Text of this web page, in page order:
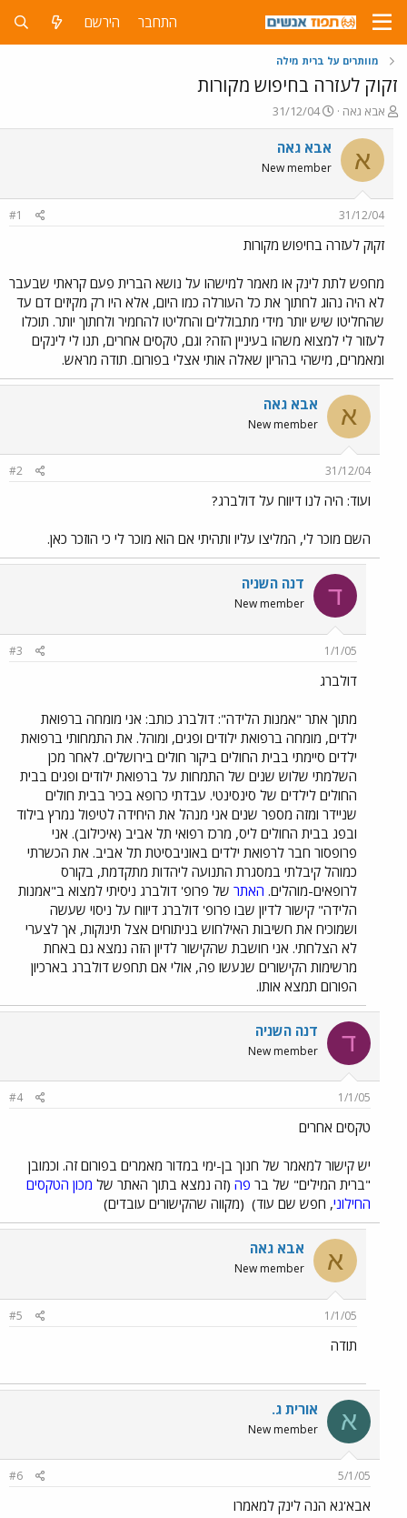
התחבר הירשם
מוותרים על ברית מילה
זקוק לעזרה בחיפוש מקורות
פ
ו
ת
ח
ה
ש
א
אבא גאה
פ
ו
ר
ס
ם
ר
31/12/04
א אבא גאה
New member
31/12/04
#1
זקוק לעזרה בחיפוש מקורות
מחפש לתת לינק או מאמר למישהו על נושא הברית פעם קראתי שבעבר
לא היה נהוג לחתוך את כל העורלה כמו היום, אלא היו רק מקיזים דם עד
שהחליטו שיש יותר מידי מתבוללים והחליטו להחמיר ולחתוך יותר. תוכלו
לעזור לי למצוא משהו בעיניין הזה? וגם, טקסים אחרים, תנו לי לינקים
ומאמרים, מישהי בהריון שאלה אותי אצלי בפורום. תודה מראש.
א אבא גאה
New member
31/12/04
#2
ועוד: היה לנו דיווח על דולברג?
השם מוכר לי, המליצו עליו ותהיתי אם הוא מוכר לי כי הוזכר כאן.
ד דנה השניה
New member
1/1/05
#3
דולברג
מתוך אתר "אמנות הלידה": דולברג כותב: אני מומחה ברפואת
ילדים, מומחה ברפואת ילודים ופגים, ומוהל. את התמחותי ברפואת
ילדים סיימתי בבית החולים ביקור חולים בירושלים. לאחר מכן
השלמתי שלוש שנים של התמחות על ברפואת ילודים ופגים בבית
החולים לילדים של סינסינטי. עבדתי כרופא בכיר בבית חולים
שניידר ומזה מספר שנים אני מנהל את היחידה לטיפול נמרץ בילוד
ובפג בבית החולים ליס, מרכז רפואי תל אביב (איכילוב). אני
פרופסור חבר לרפואת ילדים באוניבסיטת תל אביב. את הכשרתי
כמוהל קיבלתי במסגרת התנועה ליהדות מתקדמת, בקורס
לרופאים-מוהלים. האתר של פרופ' דולברג ניסיתי למצוא ב"אמנות
הלידה" קישור לדיון שבו פרופ' דולברג דיווח על ניסוי שעשה
ושמוכיח את חשיבות האילחוש בניתוחים אצל תינוקות, אך לצערי
לא הצלחתי. אני חושבת שהקישור לדיון הזה נמצא גם באחת
מרשימות הקישורים שנעשו פה, אולי אם תחפש דולברג בארכיון
הפורום תמצא אותו.
ד דנה השניה
New member
1/1/05
#4
טקסים אחרים
יש קישור למאמר של חנוך בן-ימי במדור מאמרים בפורום זה. וכמובן
"ברית המילים" של בר פה (זה נמצא בתוך האתר של מכון הטקסים
החילוני, חפש שם עוד) (מקווה שהקישורים עובדים)
א אבא גאה
New member
1/1/05
#5
תודה
א אורית ג.
New member
5/1/05
#6
אבא'גא הנה לינק למאמרו